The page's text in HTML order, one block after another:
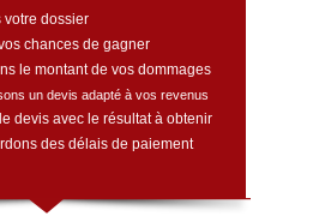
votre dossier
chances de gagner
le montant de vos dommages
un devis adapté à vos revenus
devis avec le résultat à obtenir
des délais de paiement